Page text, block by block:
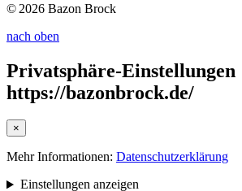
© 2026 Bazon Brock
nach oben
Privatsphäre-Einstellungen
https://bazonbrock.de/
×
Mehr Informationen: Datenschutzerklärung
Einstellungen anzeigen